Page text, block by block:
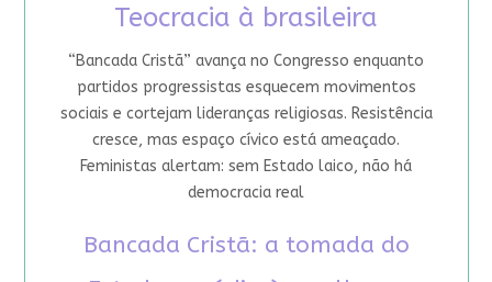
Teocracia à brasileira
“Bancada Cristã” avança no Congresso enquanto
partidos progressistas esquecem movimentos
sociais e cortejam lideranças religiosas. Resistência
cresce, mas espaço cívico está ameaçado.
Feministas alertam: sem Estado laico, não há
democracia real
Bancada Cristã: a tomada do